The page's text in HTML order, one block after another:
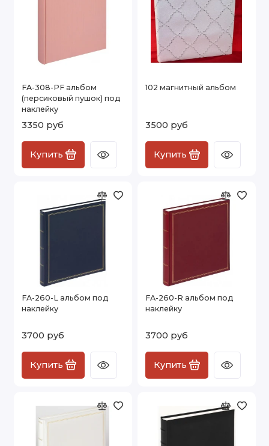
FA-308-PF альбом
(персиковый пушок) под
наклейку
3350 руб
Купить
102 магнитный альбом
3500 руб
Купить
FA-260-L альбом под
наклейку
3700 руб
Купить
FA-260-R альбом под
наклейку
3700 руб
Купить